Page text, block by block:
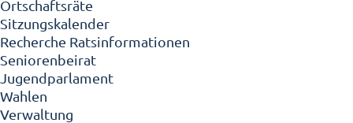
Ortschaftsräte
Sitzungskalender
Recherche Ratsinformationen
Seniorenbeirat
Jugendparlament
Wahlen
Verwaltung